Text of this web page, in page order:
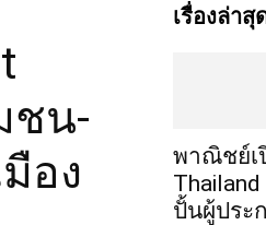
ชน-
อง
เรื่องล่าสุ
พาณิชย์เ
Thailand
ปั้นผู้ประ